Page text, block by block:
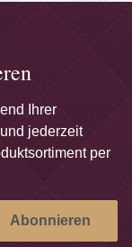
Ihrer
jederzeit
per
Abonnieren